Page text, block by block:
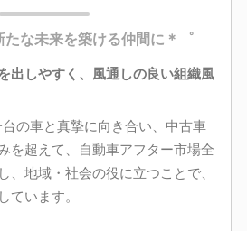
たな未来を築ける仲間に＊゜
出しやすく、風通しの良い組織風
の車と真摯に向き合い、中古車
を超えて、自動車アフター市場全
、地域・社会の役に立つことで、
ています。